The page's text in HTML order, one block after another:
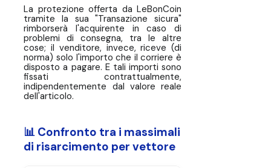
La protezione offerta da LeBonCoin
tramite la sua "Transazione sicura"
rimborserà l'acquirente in caso di
problemi di consegna, tra le altre
cose; il venditore, invece, riceve (di
norma) solo l'importo che il corriere è
disposto a pagare. E tali importi sono
fissati contrattualmente,
indipendentemente dal valore reale
dell'articolo.
📊 Confronto tra i massimali
di risarcimento per vettore